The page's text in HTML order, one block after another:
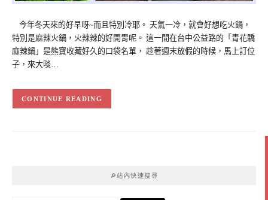
今年冬天來的好早呀~而且特別冷耶。 天氣一冷，就會好想吃火鍋，
特別是麻辣火鍋，火辣辣的好開胃呢。 這一間在台中公益路的「青花驕
麻辣鍋」是熊寶收藏好久的口袋名單， 趁著週末放假的時候，馬上訂位
子，​​​​​​來大啖…
CONTINUE READING
🔎站內快速搜尋